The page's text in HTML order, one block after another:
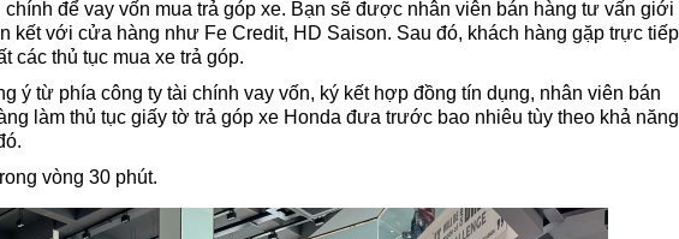
để vay vốn mua trả góp xe. Bạn sẽ được nhân viên bán hàng tư vấn giới
kết với cửa hàng như Fe Credit, HD Saison. Sau đó, khách hàng gặp trực tiếp
các thủ tục mua xe trả góp.
ý từ phía công ty tài chính vay vốn, ký kết hợp đồng tín dụng, nhân viên bán
làm thủ tục giấy tờ trả góp xe Honda đưa trước bao nhiêu tùy theo khả năng
vòng 30 phút.